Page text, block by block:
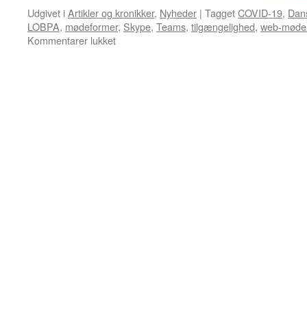
Udgivet iArtikler og kronikker, Nyheder | TaggetCOVID-19,
LOBPA, mødeformer, Skype, Teams, tilgængelighed, web-
Kommentarer lukkettil